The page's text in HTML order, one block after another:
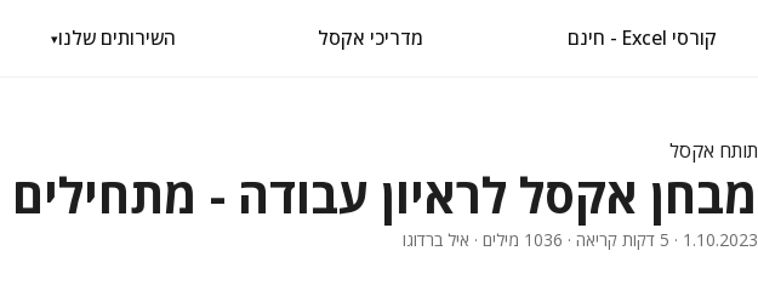
קורסי Excel - חינם מדריכי אקסל השירותים שלנו▾
תותח אקסל
מבחן אקסל לראיון עבודה - מתחילים
1.10.2023 · 5 דקות קריאה · 1036 מילים · איל ברדוגו